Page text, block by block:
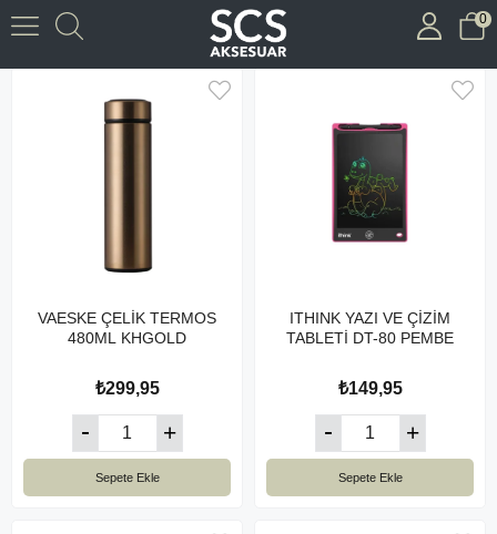
0
VAESKE ÇELİK TERMOS
480ML KHGOLD
₺299,95
Sepete Ekle
ITHINK YAZI VE ÇİZİM
TABLETİ DT-80 PEMBE
₺149,95
Sepete Ekle